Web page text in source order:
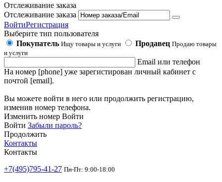
Отслеживание заказа
Отслеживание заказа
ВойтиРегистрация
Выберите тип пользователя
Покупатель Ищу товары и услуги Продавец Продаю товары
и услуги
Email или телефон
На номер [phone] уже зарегистирован личный кабинет с
почтой [email].
Вы можете войти в него или продолжить регистрацию,
изменив номер телефона.
Изменить номер Войти
Войти Забыли пароль?
Продолжить
Контакты
Контакты
+7(495)795-41-27 Пн-Пт: 9:00-18:00